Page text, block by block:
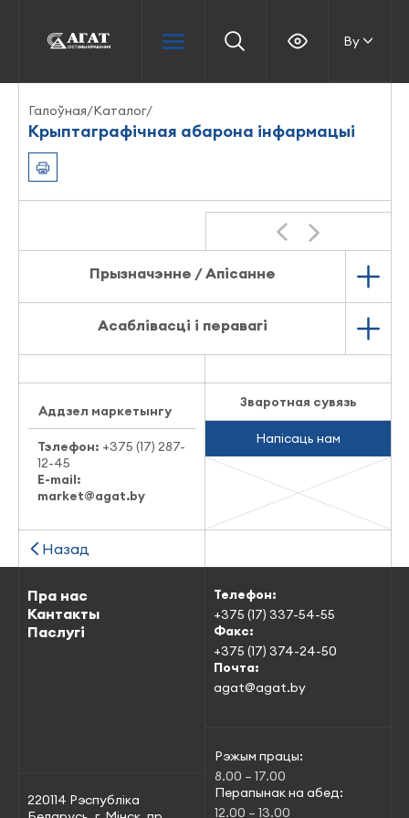
By
Галоўная/Каталог/
Крыптаграфічная абарона інфармацыі
Прызначэнне / Апісанне
Асаблівасці і перавагі
Аддзел маркетынгу
Тэлефон: +375 (17) 287-
12-45
E-mail:
market@agat.by
Зваротная сувязь
Напісаць нам
Назад
Пра нас
Кантакты
Паслугі
Рэжым працы:
8.00 – 17.00
Перапынак на абед:
12.00 – 13.00
Телефон:
+375 (17) 337-54-55
Факс:
+375 (17) 374-24-50
Почта:
agat@agat.by
220114 Рэспубліка